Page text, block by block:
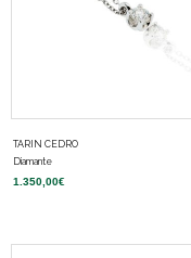
TARIN CEDRO
Diamante
1.350,00€